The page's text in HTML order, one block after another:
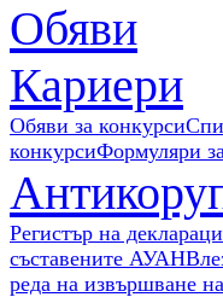
Обяви
Кариери
Обяви за конкурси
конкурсиФормуляри
Регистър на
съставените АУАН
реда на извършване